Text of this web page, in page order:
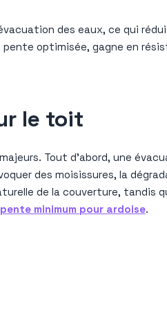
des eaux, ce qui
optimisée, gagne en
le toit
Tout d’abord, une
des moisissures, la
de la couverture, tandis
pente minimum pour ardoise.